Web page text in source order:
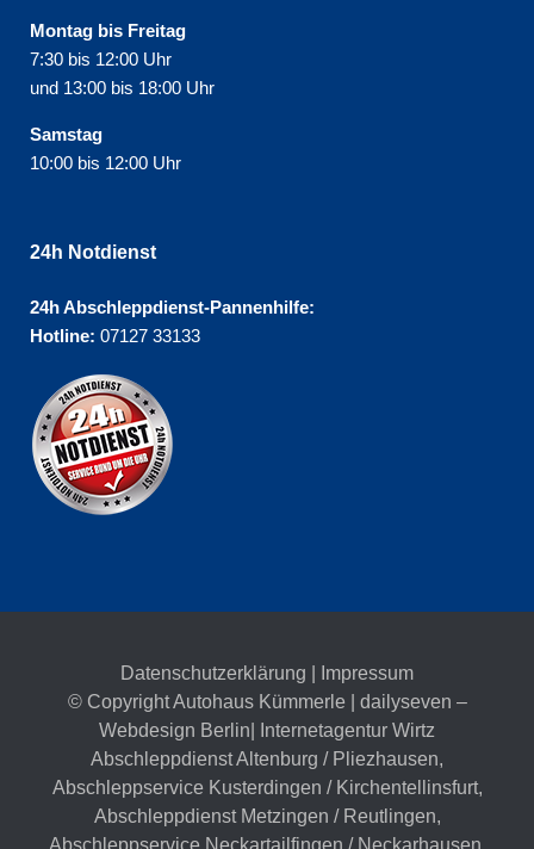
Montag bis Freitag
7:30 bis 12:00 Uhr
und 13:00 bis 18:00 Uhr
Samstag
10:00 bis 12:00 Uhr
24h Notdienst
24h Abschleppdienst-Pannenhilfe:
Hotline: 07127 33133
Datenschutzerklärung
Impressum
© Copyright Autohaus Kümmerle | dailyseven –
Webdesign Berlin | Internetagentur Wirtz
Abschleppdienst Altenburg / Pliezhausen,
Abschleppservice Kusterdingen / Kirchentellinsfurt,
Abschleppdienst Metzingen / Reutlingen,
Abschleppservice Neckartailfingen / Neckarhausen